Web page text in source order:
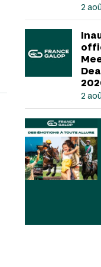
2
2